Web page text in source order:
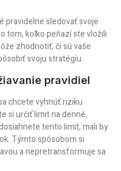
pravidelne sledovať svoje
tom, koľko peňazí ste vložili
zhodnotiť, či sú vaše
svoju stratégiu.
pravidiel
chcete vyhnúť riziku
si určiť limit na denné,
tento limit, mali by
Týmto spôsobom si
a nepretransformuje sa